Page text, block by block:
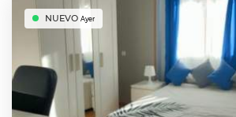
NUEVO Ayer